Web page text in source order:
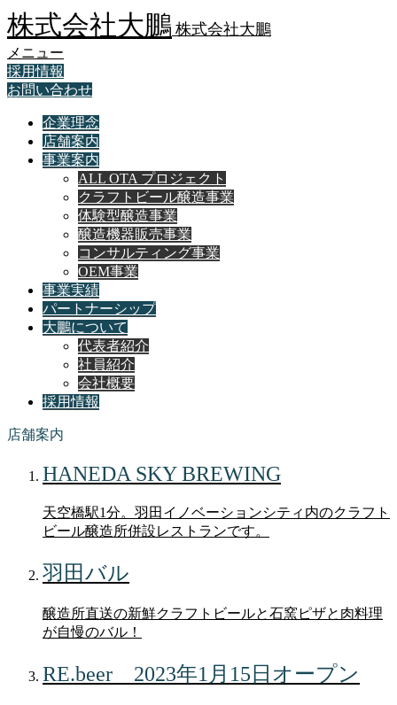
株式会社大鵬 株式会社大鵬
メニュー
採用情報
お問い合わせ
企業理念
店舗案内
事業案内
ALL OTA プロジェクト
クラフトビール醸造事業
体験型醸造事業
醸造機器販売事業
コンサルティング事業
OEM事業
事業実績
パートナーシップ
大鵬について
代表者紹介
社員紹介
会社概要
採用情報
店舗案内
HANEDA SKY BREWING
天空橋駅1分。羽田イノベーションシティ内のクラフト
ビール醸造所併設レストランです。
羽田バル
醸造所直送の新鮮クラフトビールと石窯ピザと肉料理
が自慢のバル！
RE.beer 2023年1月15日オープン